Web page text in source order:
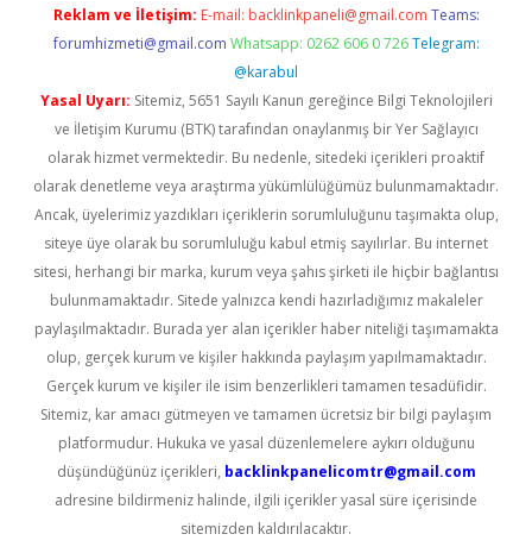
Reklam ve İletişim: E-mail: backlinkpaneli@gmail.com Teams:
forumhizmeti@gmail.com Whatsapp: 0262 606 0 726 Telegram:
@karabul
Yasal Uyarı: Sitemiz, 5651 Sayılı Kanun gereğince Bilgi Teknolojileri
ve İletişim Kurumu (BTK) tarafından onaylanmış bir Yer Sağlayıcı
olarak hizmet vermektedir. Bu nedenle, sitedeki içerikleri proaktif
olarak denetleme veya araştırma yükümlülüğümüz bulunmamaktadır.
Ancak, üyelerimiz yazdıkları içeriklerin sorumluluğunu taşımakta olup,
siteye üye olarak bu sorumluluğu kabul etmiş sayılırlar. Bu internet
sitesi, herhangi bir marka, kurum veya şahıs şirketi ile hiçbir bağlantısı
bulunmamaktadır. Sitede yalnızca kendi hazırladığımız makaleler
paylaşılmaktadır. Burada yer alan içerikler haber niteliği taşımamakta
olup, gerçek kurum ve kişiler hakkında paylaşım yapılmamaktadır.
Gerçek kurum ve kişiler ile isim benzerlikleri tamamen tesadüfidir.
Sitemiz, kar amacı gütmeyen ve tamamen ücretsiz bir bilgi paylaşım
platformudur. Hukuka ve yasal düzenlemelere aykırı olduğunu
düşündüğünüz içerikleri, backlinkpanelicomtr@gmail.com
adresine bildirmeniz halinde, ilgili içerikler yasal süre içerisinde
sitemizden kaldırılacaktır.